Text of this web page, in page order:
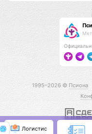
1995–2026 © Псиона
Логистис